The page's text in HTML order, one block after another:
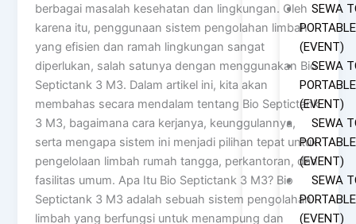
SEWA
(EVENT)
SEWA
(EVENT)
SEWA
(EVENT)
SEWA
(EVENT)
berbagai masalah kesehatan dan lingkungan. Oleh
karena itu, penggunaan sistem pengolahan limbah
yang efisien dan ramah lingkungan sangat
diperlukan, salah satunya dengan menggunakan Bio
Septictank 3 M3. Dalam artikel ini, kita akan
membahas secara mendalam tentang Bio Septictank
3 M3, bagaimana cara kerjanya, keunggulannya,
serta mengapa sistem ini menjadi pilihan tepat untuk
pengelolaan limbah rumah tangga, perkantoran, dan
fasilitas umum. Apa Itu Bio Septictank 3 M3? Bio
Septictank 3 M3 adalah sebuah sistem pengolahan
limbah yang berfungsi untuk menampung dan